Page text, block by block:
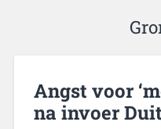
​Angst voor
na invoer